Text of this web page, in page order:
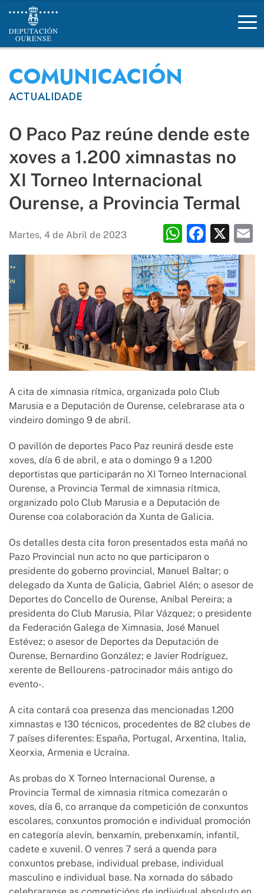
Deportes Deputación Ourense
COMUNICACIÓN
ACTUALIDADE
O Paco Paz reúne dende este
xoves a 1.200 ximnastas no
XI Torneo Internacional
Ourense, a Provincia Termal
Martes, 4 de Abril de 2023 X
A cita de ximnasia rítmica, organizada polo Club
Marusia e a Deputación de Ourense, celebrarase ata o
vindeiro domingo 9 de abril.
O pavillón de deportes Paco Paz reunirá desde este
xoves, día 6 de abril, e ata o domingo 9 a 1.200
deportistas que participarán no XI Torneo Internacional
Ourense, a Provincia Termal de ximnasia rítmica,
organizado polo Club Marusia e a Deputación de
Ourense coa colaboración da Xunta de Galicia.
Os detalles desta cita foron presentados esta mañá no
Pazo Provincial nun acto no que participaron o
presidente do goberno provincial, Manuel Baltar; o
delegado da Xunta de Galicia, Gabriel Alén; o asesor de
Deportes do Concello de Ourense, Aníbal Pereira; a
presidenta do Club Marusia, Pilar Vázquez; o presidente
da Federación Galega de Ximnasia, José Manuel
Estévez; o asesor de Deportes da Deputación de
Ourense, Bernardino González; e Javier Rodríguez,
xerente de Bellourens -patrocinador máis antigo do
evento-.
A cita contará coa presenza das mencionadas 1.200
ximnastas e 130 técnicos, procedentes de 82 clubes de
7 países diferentes: España, Portugal, Arxentina, Italia,
Xeorxia, Armenia e Ucraína.
As probas do X Torneo Internacional Ourense, a
Provincia Termal de ximnasia rítmica comezarán o
xoves, día 6, co arranque da competición de conxuntos
escolares, conxuntos promoción e individual promoción
en categoría alevín, benxamín, prebenxamín, infantil,
cadete e xuvenil. O venres 7 será a quenda para
conxuntos prebase, individual prebase, individual
masculino e individual base. Na xornada do sábado